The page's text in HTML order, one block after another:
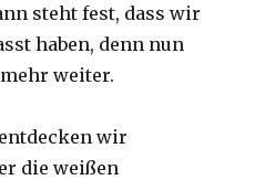
steht fest, dass wir
haben, denn nun
weiter.
wir
die weißen